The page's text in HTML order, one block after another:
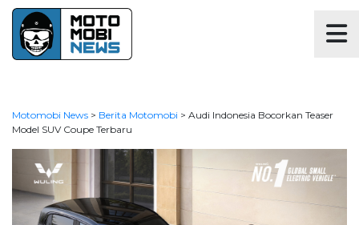
Motomobi News > Berita Motomobi > Audi Indonesia Bocorkan Teaser
Model SUV Coupe Terbaru